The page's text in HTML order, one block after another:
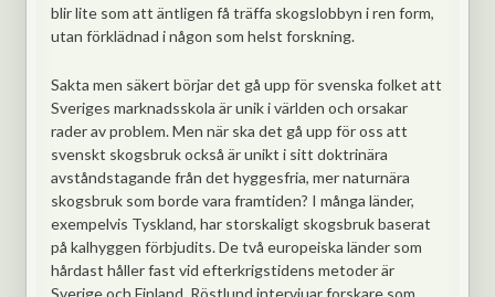
blir lite som att äntligen få träffa skogslobbyn i ren form,
utan förklädnad i någon som helst forskning.
Sakta men säkert börjar det gå upp för svenska folket att
Sveriges marknadsskola är unik i världen och orsakar
rader av problem. Men när ska det gå upp för oss att
svenskt skogsbruk också är unikt i sitt doktrinära
avståndstagande från det hyggesfria, mer naturnära
skogsbruk som borde vara framtiden? I många länder,
exempelvis Tyskland, har storskaligt skogsbruk baserat
på kalhyggen förbjudits. De två europeiska länder som
hårdast håller fast vid efterkrigstidens metoder är
Sverige och Finland. Röstlund intervjuar forskare som